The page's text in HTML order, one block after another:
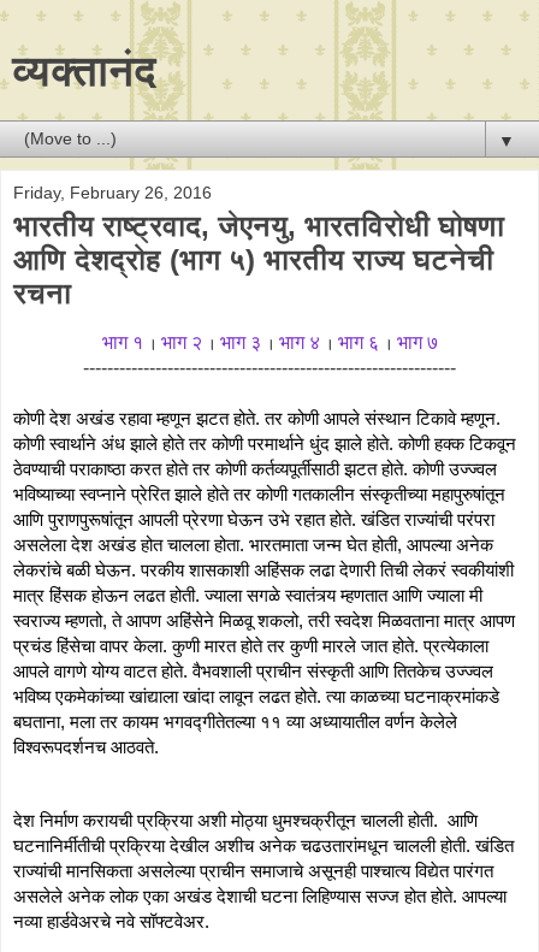
व्यक्तानंद
▼
Friday, February 26, 2016
भारतीय राष्ट्रवाद, जेएनयु, भारतविरोधी घोषणा
आणि देशद्रोह (भाग ५) भारतीय राज्य घटनेची
रचना
भाग १ । भाग २ । भाग ३ । भाग ४ । भाग ६ । भाग ७
--------------------------------------------------------------
कोणी देश अखंड रहावा म्हणून झटत होते. तर कोणी आपले संस्थान टिकावे म्हणून.
कोणी स्वार्थाने अंध झाले होते तर कोणी परमार्थाने धुंद झाले होते. कोणी हक्क टिकवून
ठेवण्याची पराकाष्ठा करत होते तर कोणी कर्तव्यपूर्तीसाठी झटत होते. कोणी उज्ज्वल
भविष्याच्या स्वप्नाने प्रेरित झाले होते तर कोणी गतकालीन संस्कृतीच्या महापुरुषांतून
आणि पुराणपुरूषांतून आपली प्रेरणा घेऊन उभे रहात होते. खंडित राज्यांची परंपरा
असलेला देश अखंड होत चालला होता. भारतमाता जन्म घेत होती, आपल्या अनेक
लेकरांचे बळी घेऊन. परकीय शासकाशी अहिंसक लढा देणारी तिची लेकरं स्वकीयांशी
मात्र हिंसक होऊन लढत होती. ज्याला सगळे स्वातंत्र्य म्हणतात आणि ज्याला मी
स्वराज्य म्हणतो, ते आपण अहिंसेने मिळवू शकलो, तरी स्वदेश मिळवताना मात्र आपण
प्रचंड हिंसेचा वापर केला. कुणी मारत होते तर कुणी मारले जात होते. प्रत्येकाला
आपले वागणे योग्य वाटत होते. वैभवशाली प्राचीन संस्कृती आणि तितकेच उज्ज्वल
भविष्य एकमेकांच्या खांद्याला खांदा लावून लढत होते. त्या काळच्या घटनाक्रमांकडे
बघताना, मला तर कायम भगवद्गीतेतल्या ११ व्या अध्यायातील वर्णन केलेले
विश्वरूपदर्शनच आठवते.
देश निर्माण करायची प्रक्रिया अशी मोठ्या धुमश्चक्रीतून चालली होती.  आणि
घटनानिर्मीतीची प्रक्रिया देखील अशीच अनेक चढउतारांमधून चालली होती. खंडित
राज्यांची मानसिकता असलेल्या प्राचीन समाजाचे असूनही पाश्चात्य विद्येत पारंगत
असलेले अनेक लोक एका अखंड देशाची घटना लिहिण्यास सज्ज होत होते. आपल्या
नव्या हार्डवेअरचे नवे सॉफ्टवेअर.